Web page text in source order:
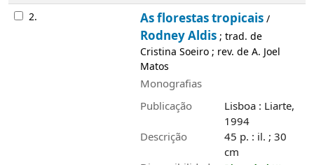
2. As florestas tropicais/
Rodney Aldis; trad. de
Cristina Soeiro ; rev. de A. Joel
Matos
Monografias
Publicação
Lisboa : Liarte,
1994
Descrição
45 p. : il. ; 30
cm